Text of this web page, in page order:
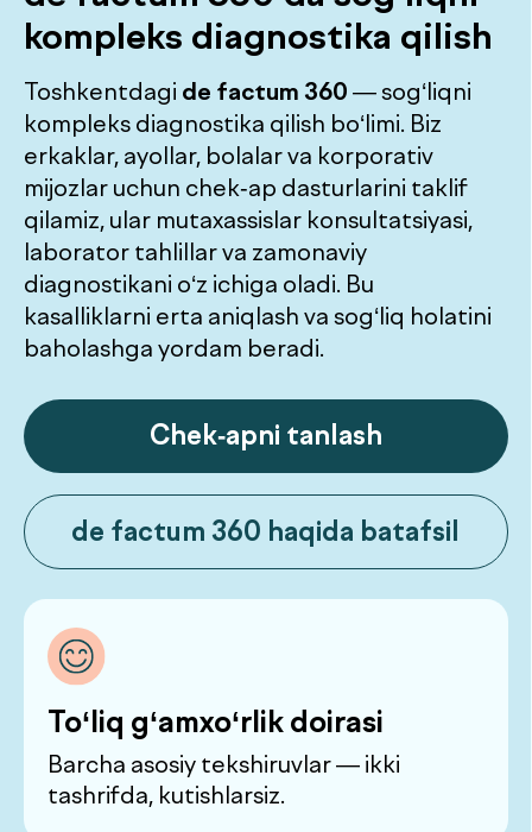
Qulay kutish
Tinch hududlar, qahva va o‘qish
— maksimal qulaylik
Qo‘llab-quvvatlash
Qabulxona jamoasi har bir
bosqichda yo‘l-yo‘riq ko‘rsatadi
Laboratoriya
Yevropa uskunalari va
reagentlari: aniq, standartlarga
muvofiq
Flagman
chek-aplar